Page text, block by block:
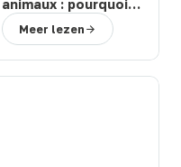
animaux : pourquoi
choisir un abreuvoir
de la marque Suevia
Meer lezen